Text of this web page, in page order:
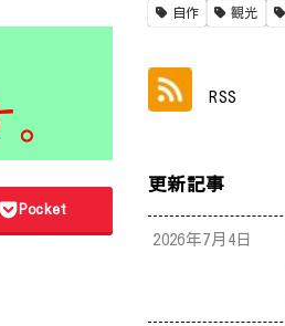
Pocket
自作 観光
RSS
更新記事
2026年7月4日